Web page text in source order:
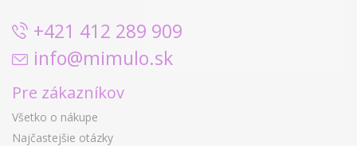
+421 412 289 909
info@mimulo.sk
Pre zákazníkov
Všetko o nákupe
Najčastejšie otázky